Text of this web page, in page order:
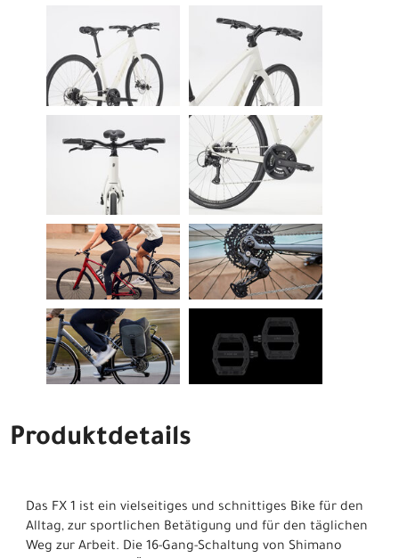
Produktdetails
Das FX 1 ist ein vielseitiges und schnittiges Bike für den
Alltag, zur sportlichen Betätigung und für den täglichen
Weg zur Arbeit. Die 16-Gang-Schaltung von Shimano